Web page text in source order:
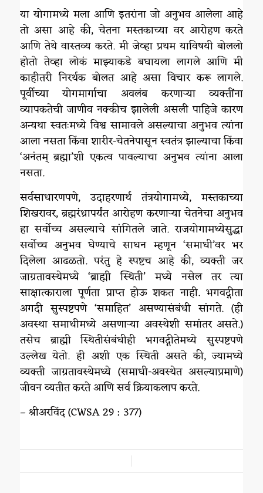
या योगामध्ये मला आणि इतरांना जो अनुभव आलेला आहे
तो असा आहे की, चेतना मस्तकाच्या वर आरोहण करते
आणि तेथे वास्तव्य करते. मी जेव्हा प्रथम याविषयी बोललो
होतो तेव्हा लोकं माझ्याकडे बघायला लागले आणि मी
काहीतरी निरर्थक बोलत आहे असा विचार करू लागले.
पूर्वीच्या योगमार्गाचा अवलंब करणाऱ्या व्यक्तींना
व्यापकतेची जाणीव नक्कीच झालेली असली पाहिजे कारण
अन्यथा स्वतःमध्ये विश्व सामावले असल्याचा अनुभव त्यांना
आला नसता किंवा शारीर-चेतनेपासून स्वतंत्र झाल्याचा किंवा
‘अनंतम् ब्रह्मा’शी एकत्व पावल्याचा अनुभव त्यांना आला
नसता.
सर्वसाधारणपणे, उदाहरणार्थ तंत्रयोगामध्ये, मस्तकाच्या
शिखरावर, ब्रह्मरंध्रापर्यंत आरोहण करणाऱ्या चेतनेचा अनुभव
हा सर्वोच्च असल्याचे सांगितले जाते. राजयोगामध्येसुद्धा
सर्वोच्च अनुभव घेण्याचे साधन म्हणून ‘समाधी’वर भर
दिलेला आढळतो. परंतु हे स्पष्टच आहे की, व्यक्ती जर
जाग्रतावस्थेमध्ये ‘ब्राह्मी स्थिती’ मध्ये नसेल तर त्या
साक्षात्काराला पूर्णता प्राप्त होऊ शकत नाही. भगवद्गीता
अगदी सुस्पष्टपणे ‘समाहित’ असण्यासंबंधी सांगते. (ही
अवस्था समाधीमध्ये असणाऱ्या अवस्थेशी समांतर असते.)
तसेच ब्राह्मी स्थितीसंबंधीही भगवद्गीतेमध्ये सुस्पष्टपणे
उल्लेख येतो. ही अशी एक स्थिती असते की, ज्यामध्ये
व्यक्ती जाग्रतावस्थेमध्ये (समाधी-अवस्थेत असल्याप्रमाणे)
जीवन व्यतीत करते आणि सर्व क्रियाकलाप करते.
– श्रीअरविंद (CWSA 29 : 377)